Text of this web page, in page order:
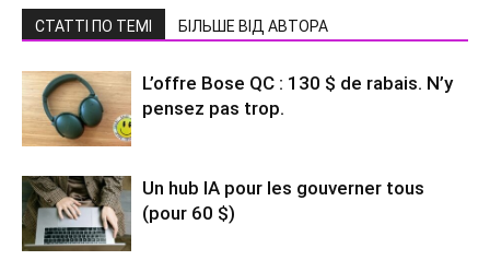
СТАТТІ ПО ТЕМІ БІЛЬШЕ ВІД АВТОРА
L’offre Bose QC : 130 $ de rabais. N’y
pensez pas trop.
Un hub IA pour les gouverner tous
(pour 60 $)